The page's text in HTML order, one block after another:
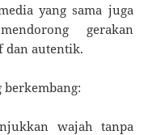
yang sama juga
gerakan
dan autentik.
berkembang:
wajah tanpa